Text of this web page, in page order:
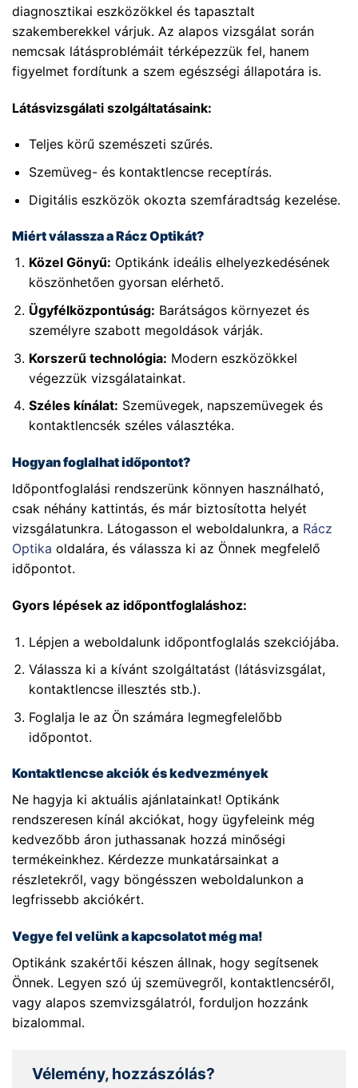
diagnosztikai eszközökkel és tapasztalt
szakemberekkel várjuk. Az alapos vizsgálat során
nemcsak látásproblémáit térképezzük fel, hanem
figyelmet fordítunk a szem egészségi állapotára is.
Látásvizsgálati szolgáltatásaink:
Teljes körű szemészeti szűrés.
Szemüveg- és kontaktlencse receptírás.
Digitális eszközök okozta szemfáradtság kezelése.
Miért válassza a Rácz Optikát?
Közel Gönyű: Optikánk ideális elhelyezkedésének
köszönhetően gyorsan elérhető.
Ügyfélközpontúság: Barátságos környezet és
személyre szabott megoldások várják.
Korszerű technológia: Modern eszközökkel
végezzük vizsgálatainkat.
Széles kínálat: Szemüvegek, napszemüvegek és
kontaktlencsék széles választéka.
Hogyan foglalhat időpontot?
Időpontfoglalási rendszerünk könnyen használható,
csak néhány kattintás, és már biztosította helyét
vizsgálatunkra. Látogasson el weboldalunkra, a Rácz
Optika oldalára, és válassza ki az Önnek megfelelő
időpontot.
Gyors lépések az időpontfoglaláshoz:
Lépjen a weboldalunk időpontfoglalás szekciójába.
Válassza ki a kívánt szolgáltatást (látásvizsgálat,
kontaktlencse illesztés stb.).
Foglalja le az Ön számára legmegfelelőbb
időpontot.
Kontaktlencse akciók és kedvezmények
Ne hagyja ki aktuális ajánlatainkat! Optikánk
rendszeresen kínál akciókat, hogy ügyfeleink még
kedvezőbb áron juthassanak hozzá minőségi
termékeinkhez. Kérdezze munkatársainkat a
részletekről, vagy böngésszen weboldalunkon a
legfrissebb akciókért.
Vegye fel velünk a kapcsolatot még ma!
Optikánk szakértői készen állnak, hogy segítsenek
Önnek. Legyen szó új szemüvegről, kontaktlencséről,
vagy alapos szemvizsgálatról, forduljon hozzánk
bizalommal.
Vélemény, hozzászólás?